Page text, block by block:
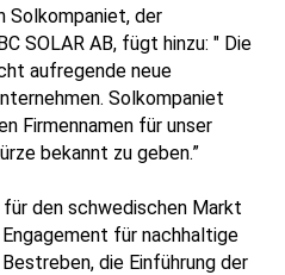
Solkompaniet, der
SOLAR AB, fügt hinzu: " Die
aufregende neue
Solkompaniet
Firmennamen für unser
bekannt zu geben.”
für den schwedischen Markt
für nachhaltige
die Einführung der